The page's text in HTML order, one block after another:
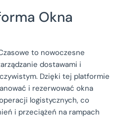
Okna
to nowoczesne
dostawami i
Dzięki tej platformie
i rezerwować okna
logistycznych, co
i przeciążeń na rampach